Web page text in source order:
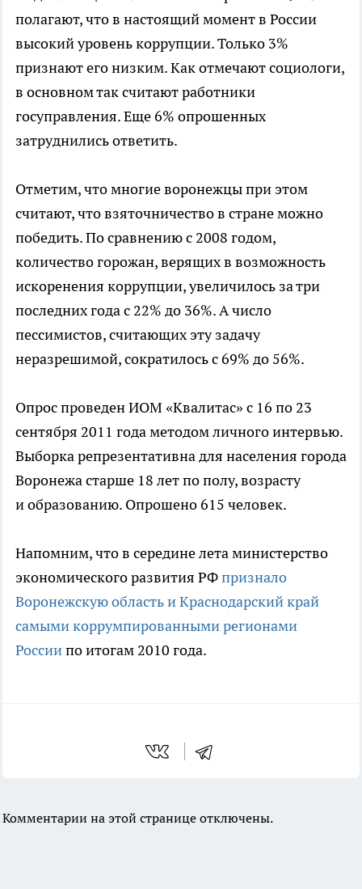
полагают, что в настоящий момент в России
высокий уровень коррупции. Только 3%
признают его низким. Как отмечают социологи,
в основном так считают работники
госуправления. Еще 6% опрошенных
затруднились ответить.
Отметим, что многие воронежцы при этом
считают, что взяточничество в стране можно
победить. По сравнению с 2008 годом,
количество горожан, верящих в возможность
искоренения коррупции, увеличилось за три
последних года с 22% до 36%. А число
пессимистов, считающих эту задачу
неразрешимой, сократилось с 69% до 56%.
Опрос проведен ИОМ «Квалитас» с 16 по 23
сентября 2011 года методом личного интервью.
Выборка репрезентативна для населения города
Воронежа старше 18 лет по полу, возрасту
и образованию. Опрошено 615 человек.
Напомним, что в середине лета министерство
экономического развития РФпризнало
Воронежскую область и Краснодарский край
самыми коррумпированными регионами
Россиипо итогам 2010 года.
Комментарии на этой странице отключены.